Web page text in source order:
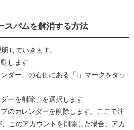
スパムを解消する方法
していきます。
します
ダー」の右側にある「i」マークをタッ
ーを削除」を選択します
のカレンダーを削除します。ここで注
このアカウントを削除した場合、アカ